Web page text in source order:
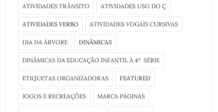
ATIVIDADES TRÂNSITO ATIVIDADES USO DO Ç
ATIVIDADES VERBO ATIVIDADES VOGAIS CURSIVAS
DIA DA ÁRVORE DINÂMICAS
DINÂMICAS DA EDUCAÇÃO INFANTIL À 4ª. SÉRIE
ETIQUETAS ORGANIZADORAS FEATURED
JOGOS E RECREAÇÕES MARCA PÁGINAS